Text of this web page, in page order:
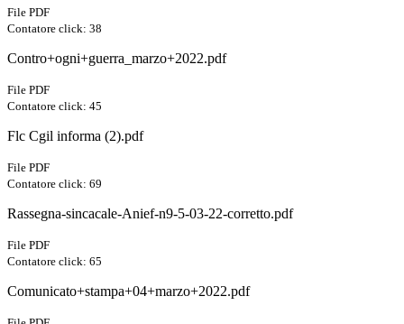
File PDF
Contatore click: 38
Contro+ogni+guerra_marzo+2022.pdf
File PDF
Contatore click: 45
Flc Cgil informa (2).pdf
File PDF
Contatore click: 69
Rassegna-sincacale-Anief-n9-5-03-22-corretto.pdf
File PDF
Contatore click: 65
Comunicato+stampa+04+marzo+2022.pdf